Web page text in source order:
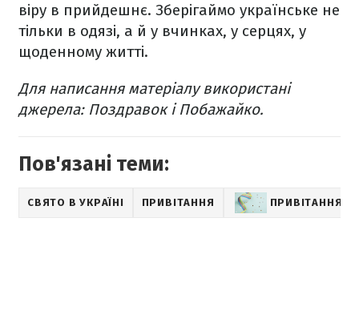
віру в прийдешнє. Зберігаймо українське не
тільки в одязі, а й у вчинках, у серцях, у
щоденному житті.
Для написання матеріалу використані
джерела: Поздравок і Побажайко.
Пов'язані теми:
СВЯТО В УКРАЇНІ ПРИВІТАННЯ ПРИВІТАННЯ З